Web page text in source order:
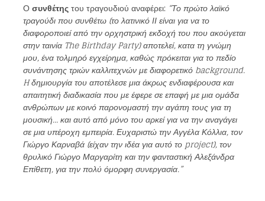
Οσυνθέτηςτου τραγουδιού αναφέρει: “Το πρώτο λαϊκό
τραγούδι που συνθέτω (το λατινικό ΙΙ είναι για να το
διαφοροποιεί από την ορχηστρική εκδοχή του που ακούγεται
στην ταινία The Birthday Party) αποτελεί, κατα τη γνώμη
μου, ένα τολμηρό εγχείρημα, καθώς πρόκειται για το πεδίο
συνάντησης τριών καλλιτεχνών με διαφορετικό background.
H δημιουργία του αποτέλεσε μια άκρως ενδιαφέρουσα και
απαιτητική διαδικασία που με έφερε σε επαφή με μια ομάδα
ανθρώπων με κοινό παρονομαστή την αγάπη τους για τη
μουσική… και αυτό από μόνο του αρκεί για να την αναγάγει
σε μια υπέροχη εμπειρία. Ευχαριστώ την Αγγέλα Κόλλια, τον
Γιώργο Καρναβά (είχαν την ιδέα για αυτό το project), τον
θρυλικό Γιώργο Μαργαρίτη και την φανταστική Αλεξάνδρα
Επίθετη, για την πολύ όμορφη συνεργασία.”